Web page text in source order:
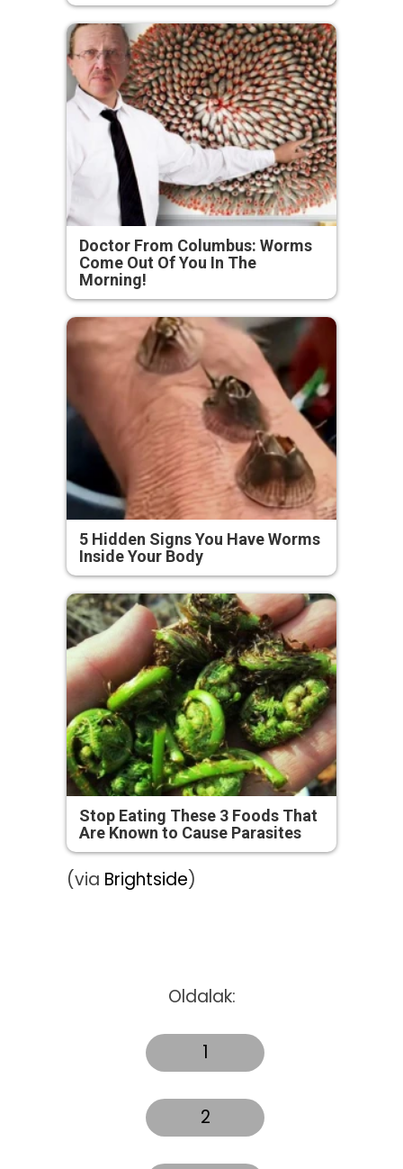
Doctor From Columbus: Worms
Come Out Of You In The
Morning!
5 Hidden Signs You Have Worms
Inside Your Body
Stop Eating These 3 Foods That
Are Known to Cause Parasites
(via Brightside)
Oldalak:
1
2